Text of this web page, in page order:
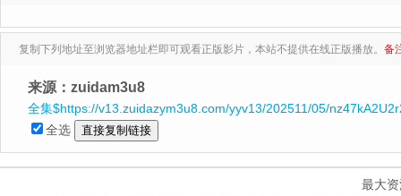
复制下列地址至浏览器地址栏即可观看正版影片，本站不提供在线正版播放。 备
来源：zuidam3u8
全集$https://v13.zuidazym3u8.com/yyv13/202511/05/
全选
最大